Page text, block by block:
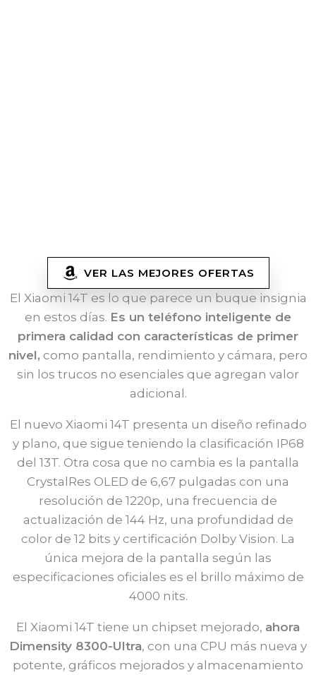
VER LAS MEJORES OFERTAS
El Xiaomi 14T es lo que parece un buque insignia
en estos días. Es un teléfono inteligente de
primera calidad con características de primer
nivel, como pantalla, rendimiento y cámara, pero
sin los trucos no esenciales que agregan valor
adicional.
El nuevo Xiaomi 14T presenta un diseño refinado
y plano, que sigue teniendo la clasificación IP68
del 13T. Otra cosa que no cambia es la pantalla
CrystalRes OLED de 6,67 pulgadas con una
resolución de 1220p, una frecuencia de
actualización de 144 Hz, una profundidad de
color de 12 bits y certificación Dolby Vision. La
única mejora de la pantalla según las
especificaciones oficiales es el brillo máximo de
4000 nits.
El Xiaomi 14T tiene un chipset mejorado, ahora
Dimensity 8300-Ultra, con una CPU más nueva y
potente, gráficos mejorados y almacenamiento